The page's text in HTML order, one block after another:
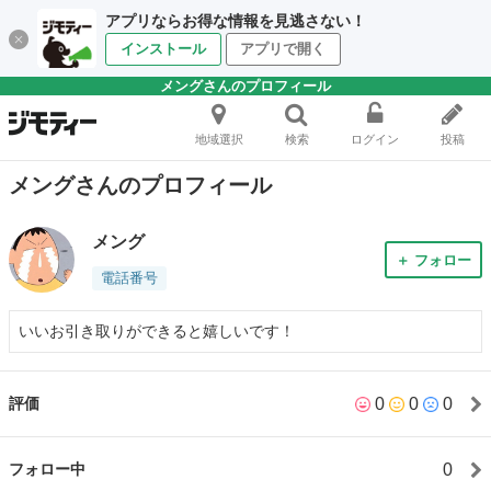
アプリならお得な情報を見逃さない！
インストール アプリで開く
メングさんのプロフィール
地域選択 検索 ログイン 投稿
メングさんのプロフィール
メング
電話番号
＋ フォロー
いいお引き取りができると嬉しいです！
評価 0 0 0
フォロー中 0